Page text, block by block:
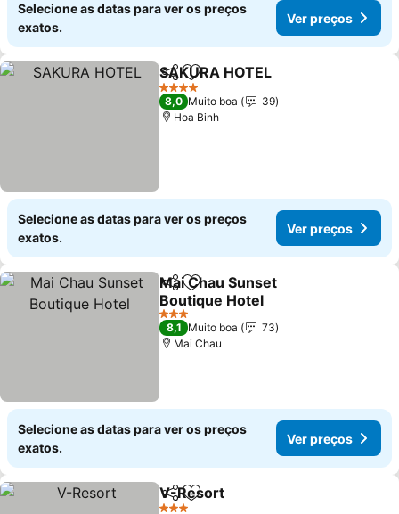
Selecione as datas para ver os preços
exatos.
Ver preços
PartilharAdicionar aos favoritos
SAKURA HOTEL
4 Estrelas
8,0 Muito boa
39
Hoa Binh
Selecione as datas para ver os preços
exatos.
Ver preços
PartilharAdicionar aos favoritos
Mai Chau Sunset
Boutique Hotel
3 Estrelas
8,1 Muito boa
73
Mai Chau
Selecione as datas para ver os preços
exatos.
Ver preços
PartilharAdicionar aos favoritos
V-Resort